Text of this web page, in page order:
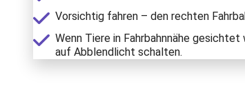
Vorsichtig fahren – den rechten
Wenn Tiere in Fahrbahnnähe
auf Abblendlicht schalten.